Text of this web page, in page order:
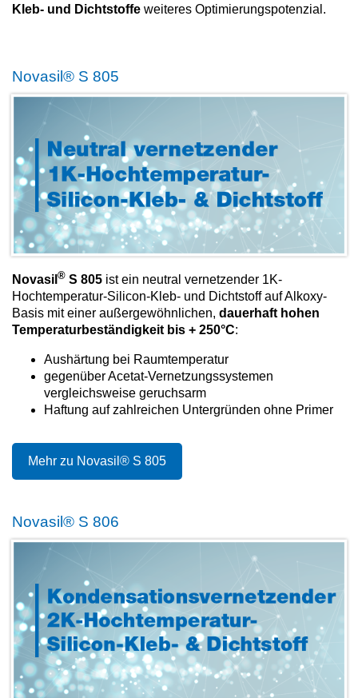
Kleb- und Dichtstoffe weiteres Optimierungspotenzial.
Novasil® S 805
Novasil ® S 805 ist ein neutral vernetzender 1K-
Hochtemperatur-Silicon-Kleb- und Dichtstoff auf Alkoxy-
Basis mit einer außergewöhnlichen, dauerhaft hohen
Temperaturbeständigkeit bis + 250°C:
Aushärtung bei Raumtemperatur
gegenüber Acetat-Vernetzungssystemen
vergleichsweise geruchsarm
Haftung auf zahlreichen Untergründen ohne Primer
Mehr zu Novasil® S 805
Novasil® S 806